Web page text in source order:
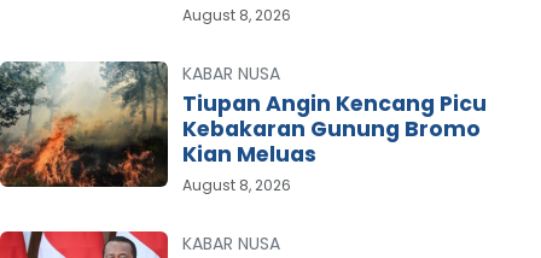
August 8, 2026
KABAR NUSA
Tiupan Angin Kencang Picu
Kebakaran Gunung Bromo
Kian Meluas
August 8, 2026
KABAR NUSA